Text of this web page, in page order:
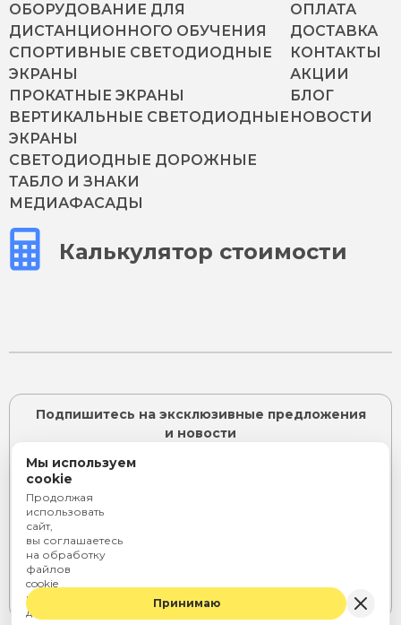
ОБОРУДОВАНИЕ ДЛЯ
ДИСТАНЦИОННОГО ОБУЧЕНИЯ
СПОРТИВНЫЕ СВЕТОДИОДНЫЕ
ЭКРАНЫ
ПРОКАТНЫЕ ЭКРАНЫ
ВЕРТИКАЛЬНЫЕ СВЕТОДИОДНЫЕ
ЭКРАНЫ
СВЕТОДИОДНЫЕ ДОРОЖНЫЕ
ТАБЛО И ЗНАКИ
МЕДИАФАСАДЫ
ОПЛАТА
ДОСТАВКА
КОНТАКТЫ
АКЦИИ
БЛОГ
НОВОСТИ
Калькулятор стоимости
Подпишитесь на эксклюзивные предложения
и новости
Я согласен с
согласие наобработку персональных данных
Telegram
Rutube
ВКонтакте
Мы используем
cookie
Продолжая
использовать
сайт,
вы соглашаетесь
на обработку
файлов
cookie
и персональных
данных
Принимаю